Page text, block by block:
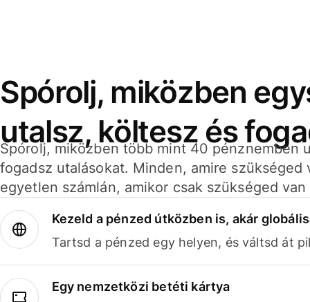
Spórolj, miközben
utalsz, költesz és
Spórolj, miközben több mint 40 pénznemben
fogadsz utalásokat. Minden, amire szükséged
egyetlen számlán, amikor csak szükséged van
Kezeld a pénzed útközben is, akár
Tartsd a pénzed egy helyen, és váltsd át
Egy nemzetközi betéti kártya